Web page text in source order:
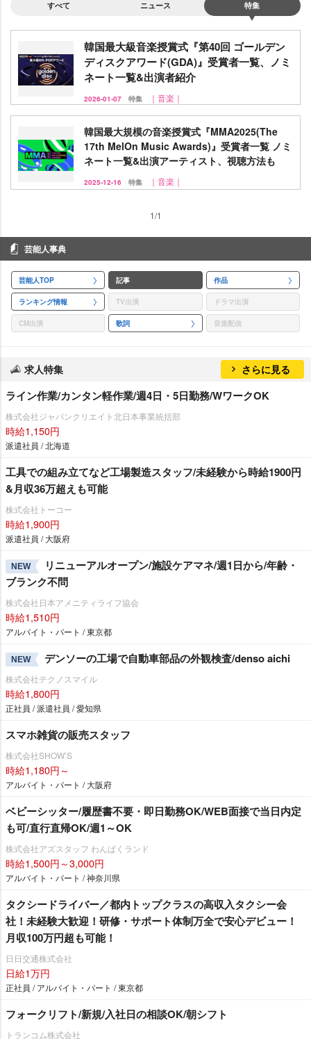
すべて ニュース 特集
韓国最大級音楽授賞式『第40回 ゴールデン
ディスクアワード(GDA)』受賞者一覧、ノミ
ネート一覧&出演者紹介
2026-01-07 特集 ｜音楽｜
韓国最大規模の音楽授賞式『MMA2025(The
17th MelOn Music Awards)』受賞者一覧 ノミ
ネート一覧&出演アーティスト、視聴方法も
2025-12-16 特集 ｜音楽｜
1/1
芸能人事典
芸能人TOP 記事 作品
ランキング情報 TV出演 ドラマ出演
CM出演 歌詞 音楽配信
求人特集 さらに見る
ライン作業/カンタン軽作業/週4日・5日勤務/WワークOK
株式会社ジャパンクリエイト北日本事業統括部
時給1,150円
派遣社員 / 北海道
工具での組み立てなど工場製造スタッフ/未経験から時給1900円
&月収36万超えも可能
株式会社トーコー
時給1,900円
派遣社員 / 大阪府
NEW
リニューアルオープン/施設ケアマネ/週1日から/年齢・
ブランク不問
株式会社日本アメニティライフ協会
時給1,510円
アルバイト・パート / 東京都
NEW デンソーの工場で自動車部品の外観検査/denso aichi
株式会社テクノスマイル
時給1,800円
正社員 / 派遣社員 / 愛知県
スマホ雑貨の販売スタッフ
株式会社SHOW’S
時給1,180円～
アルバイト・パート / 大阪府
ベビーシッター/履歴書不要・即日勤務OK/WEB面接で当日内定
も可/直行直帰OK/週1～OK
株式会社アズスタッフ わんぱくランド
時給1,500円～3,000円
アルバイト・パート / 神奈川県
タクシードライバー／都内トップクラスの高収入タクシー会
社！未経験大歓迎！研修・サポート体制万全で安心デビュー！
月収100万円超も可能！
日日交通株式会社
日給1万円
正社員 / アルバイト・パート / 東京都
フォークリフト/新規/入社日の相談OK/朝シフト
トランコム株式会社